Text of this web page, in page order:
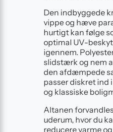
Den indbyggede
vippe og hæve
hurtigt kan følge
optimal UV-
igennem.
slidstærk og nem
den afdæmpede
passer diskret ind
og klassiske
Altanen
uderum, hvor du
reducere varme